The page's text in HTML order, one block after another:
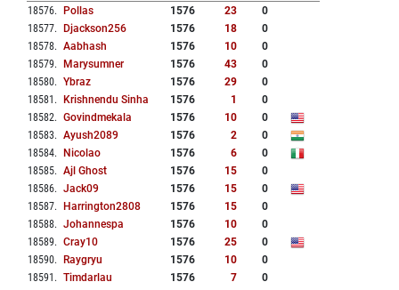
18576. Pollas 1576 23
0
18577. Djackson256 1576 18
0
18578. Aabhash 1576 10
0
18579. Marysumner 1576 43
0
18580. Ybraz 1576 29
0
18581 . Krishnendu Sinha 1576 1
0
18582. Govindmekala 1576 10
0
18583. Ayush2089 1576 2
0
18584. Nicolao 1576 6
0
18585. Ajl Ghost 1576 15
0
18586. Jack09 1576 15
0
18587. Harrington2808 1576 15
0
18588. Johannespa 1576 10
0
18589. Cray10 1576 25
0
18590. Raygryu 1576 10
0
18591 . Timdarlau 1576 7
0